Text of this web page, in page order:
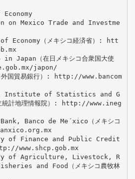
on Mexico Trade and Investme
Economy（メキシコ経済省）: htt
Japan（在日メキシコ合衆国大使
japon/
外国貿易銀行）: http://www.bancom
Institute of Statistics and G
統計地理情報院）: http://www.ineg
Banco de Me´xico（メキシコ
of Finance and Public Credit
www.shcp.gob.mx
of Agriculture, Livestock, R
and Food（メキシコ農牧林